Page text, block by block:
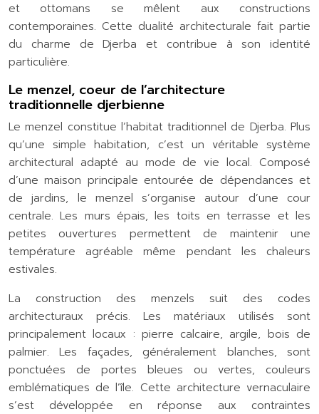
et ottomans se mêlent aux constructions
contemporaines. Cette dualité architecturale fait partie
du charme de Djerba et contribue à son identité
particulière.
Le menzel, coeur de l’architecture
traditionnelle djerbienne
Le menzel constitue l’habitat traditionnel de Djerba. Plus
qu’une simple habitation, c’est un véritable système
architectural adapté au mode de vie local. Composé
d’une maison principale entourée de dépendances et
de jardins, le menzel s’organise autour d’une cour
centrale. Les murs épais, les toits en terrasse et les
petites ouvertures permettent de maintenir une
température agréable même pendant les chaleurs
estivales.
La construction des menzels suit des codes
architecturaux précis. Les matériaux utilisés sont
principalement locaux : pierre calcaire, argile, bois de
palmier. Les façades, généralement blanches, sont
ponctuées de portes bleues ou vertes, couleurs
emblématiques de l’île. Cette architecture vernaculaire
s’est développée en réponse aux contraintes